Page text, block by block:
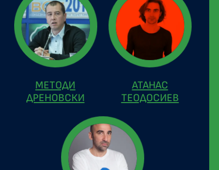
МЕТОДИ
ДРЕНОВСКИ
АТАНАС
ТЕОДОСИЕВ